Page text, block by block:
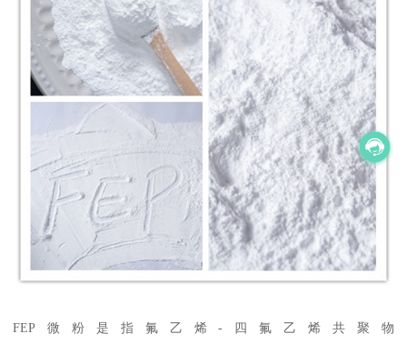
FEP微粉是指氟乙烯-四氟乙烯共聚物